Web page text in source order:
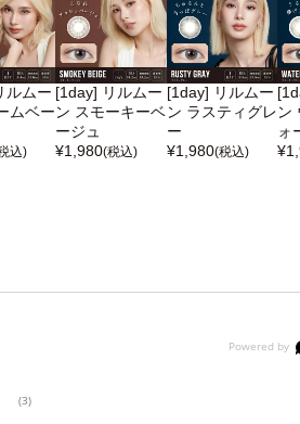
ルムー
ムベー
込)
[1day] リルムー
ン スモーキーベ
ージュ
¥1,980(税込)
[1day] リルムー
ン ラスティグレ
ー
¥1,980(税込)
ン
ォ
¥
(3)